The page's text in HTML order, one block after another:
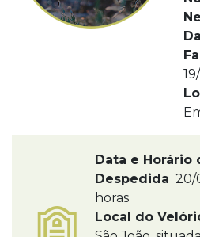
Data e Horário
Despedida 20/
horas
Local do